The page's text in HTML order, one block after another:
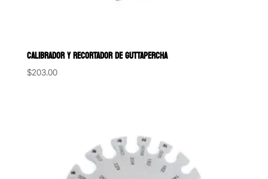
CALIBRADOR Y RECORTADOR DE GUTTAPERCHA
$203.00